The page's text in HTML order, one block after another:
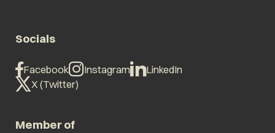
Socials
Facebook Instagram
LinkedIn
X (Twitter)
Member of